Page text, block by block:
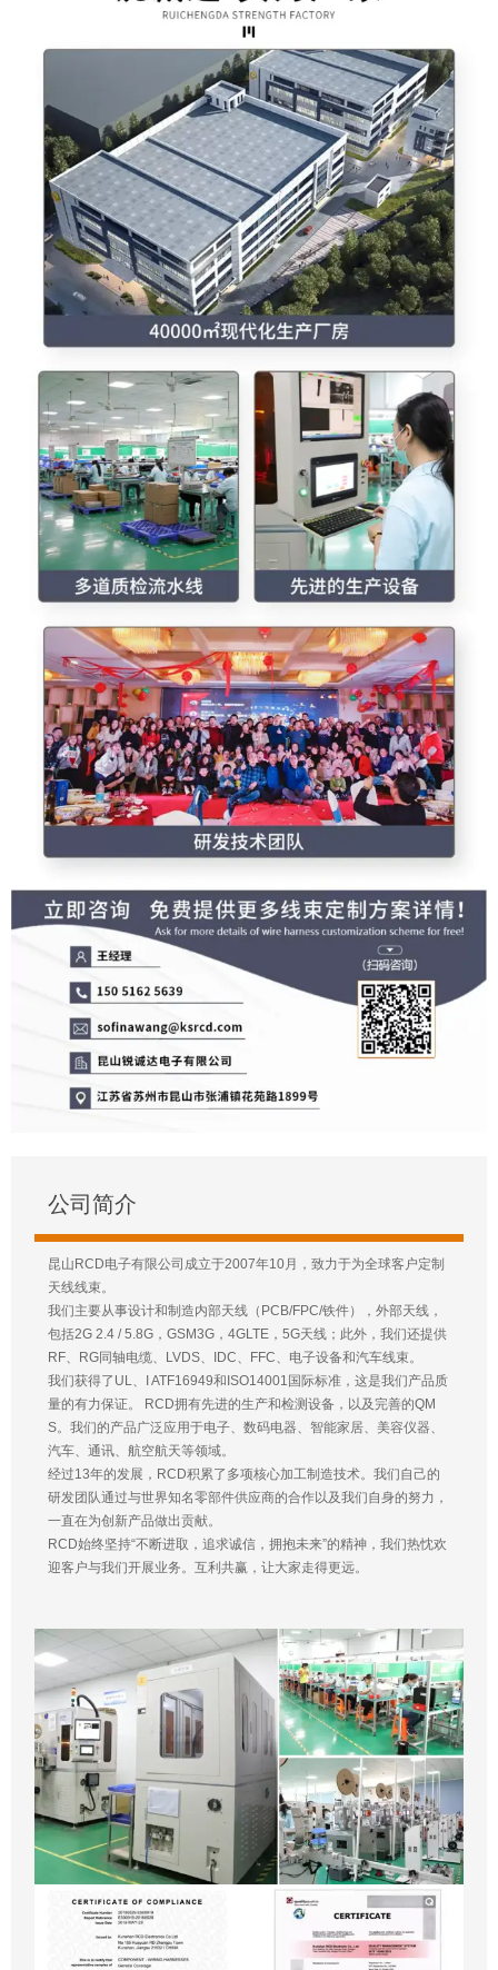
公司简介
昆山RCD电子有限公司成立于2007年10月，致力于为全球客户定制
天线线束。
我们主要从事设计和制造内部天线（PCB/FPC/铁件），外部天线，
包括2G 2.4 / 5.8G，GSM3G，4GLTE，5G天线；此外，我们还提供
RF、RG同轴电缆、LVDS、IDC、FFC、电子设备和汽车线束。
我们获得了UL、I ATF16949和ISO14001国际标准，这是我们产品质
量的有力保证。 RCD拥有先进的生产和检测设备，以及完善的QM
S。我们的产品广泛应用于电子、数码电器、智能家居、美容仪器、
汽车、通讯、航空航天等领域。
经过13年的发展，RCD积累了多项核心加工制造技术。我们自己的
研发团队通过与世界知名零部件供应商的合作以及我们自身的努力，
一直在为创新产品做出贡献。
RCD始终坚持“不断进取，追求诚信，拥抱未来”的精神，我们热忱欢
迎客户与我们开展业务。互利共赢，让大家走得更远。